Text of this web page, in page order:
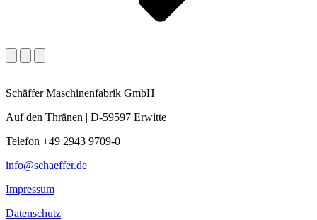
Schäffer Maschinenfabrik GmbH
Auf den Thränen | D-59597 Erwitte
Telefon +49 2943 9709-0
info@schaeffer.de
Impressum
Datenschutz